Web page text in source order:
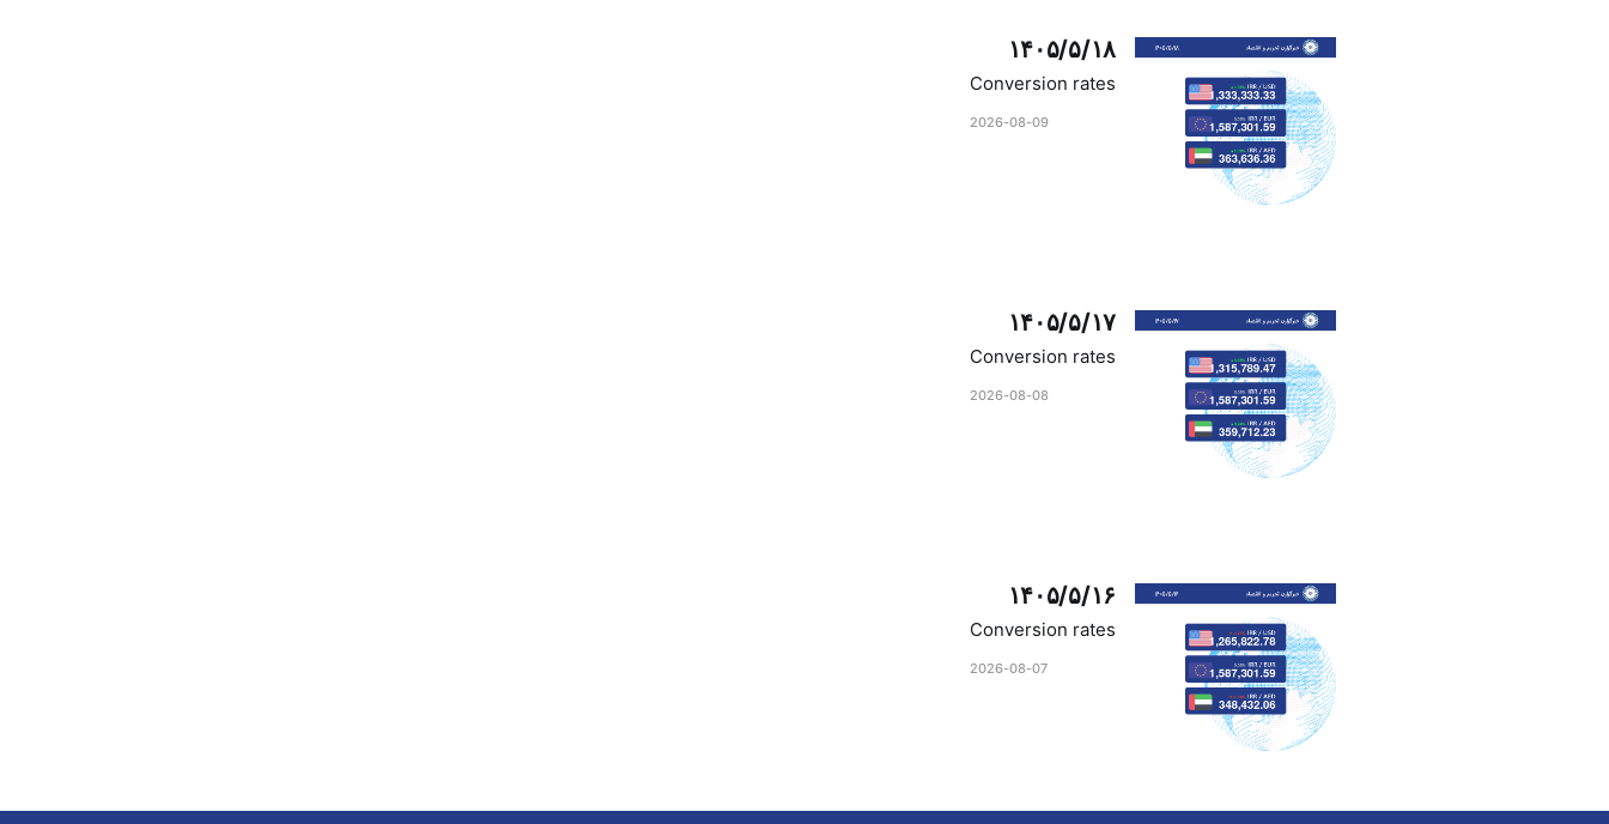
۱۴۰۵/۵/۱۸
Conversion rates
2026-08-09
۱۴۰۵/۵/۱۷
Conversion rates
2026-08-08
۱۴۰۵/۵/۱۶
Conversion rates
2026-08-07